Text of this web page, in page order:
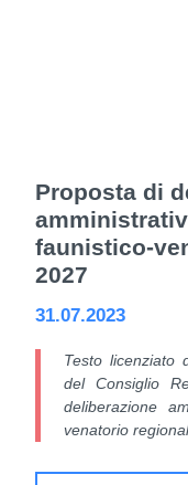
Proposta di
faunistico-
2027
31.07.2023
Testo licenziato
del Consiglio
deliberazione
venatorio